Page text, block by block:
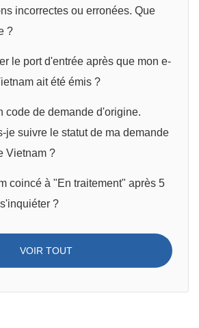
incorrectes ou erronées. Que
?
le port d'entrée après que mon e-
ait été émis ?
code de demande d'origine.
je suivre le statut de ma demande
Vietnam ?
coincé à "En traitement" après 5
?
VOIR TOUT